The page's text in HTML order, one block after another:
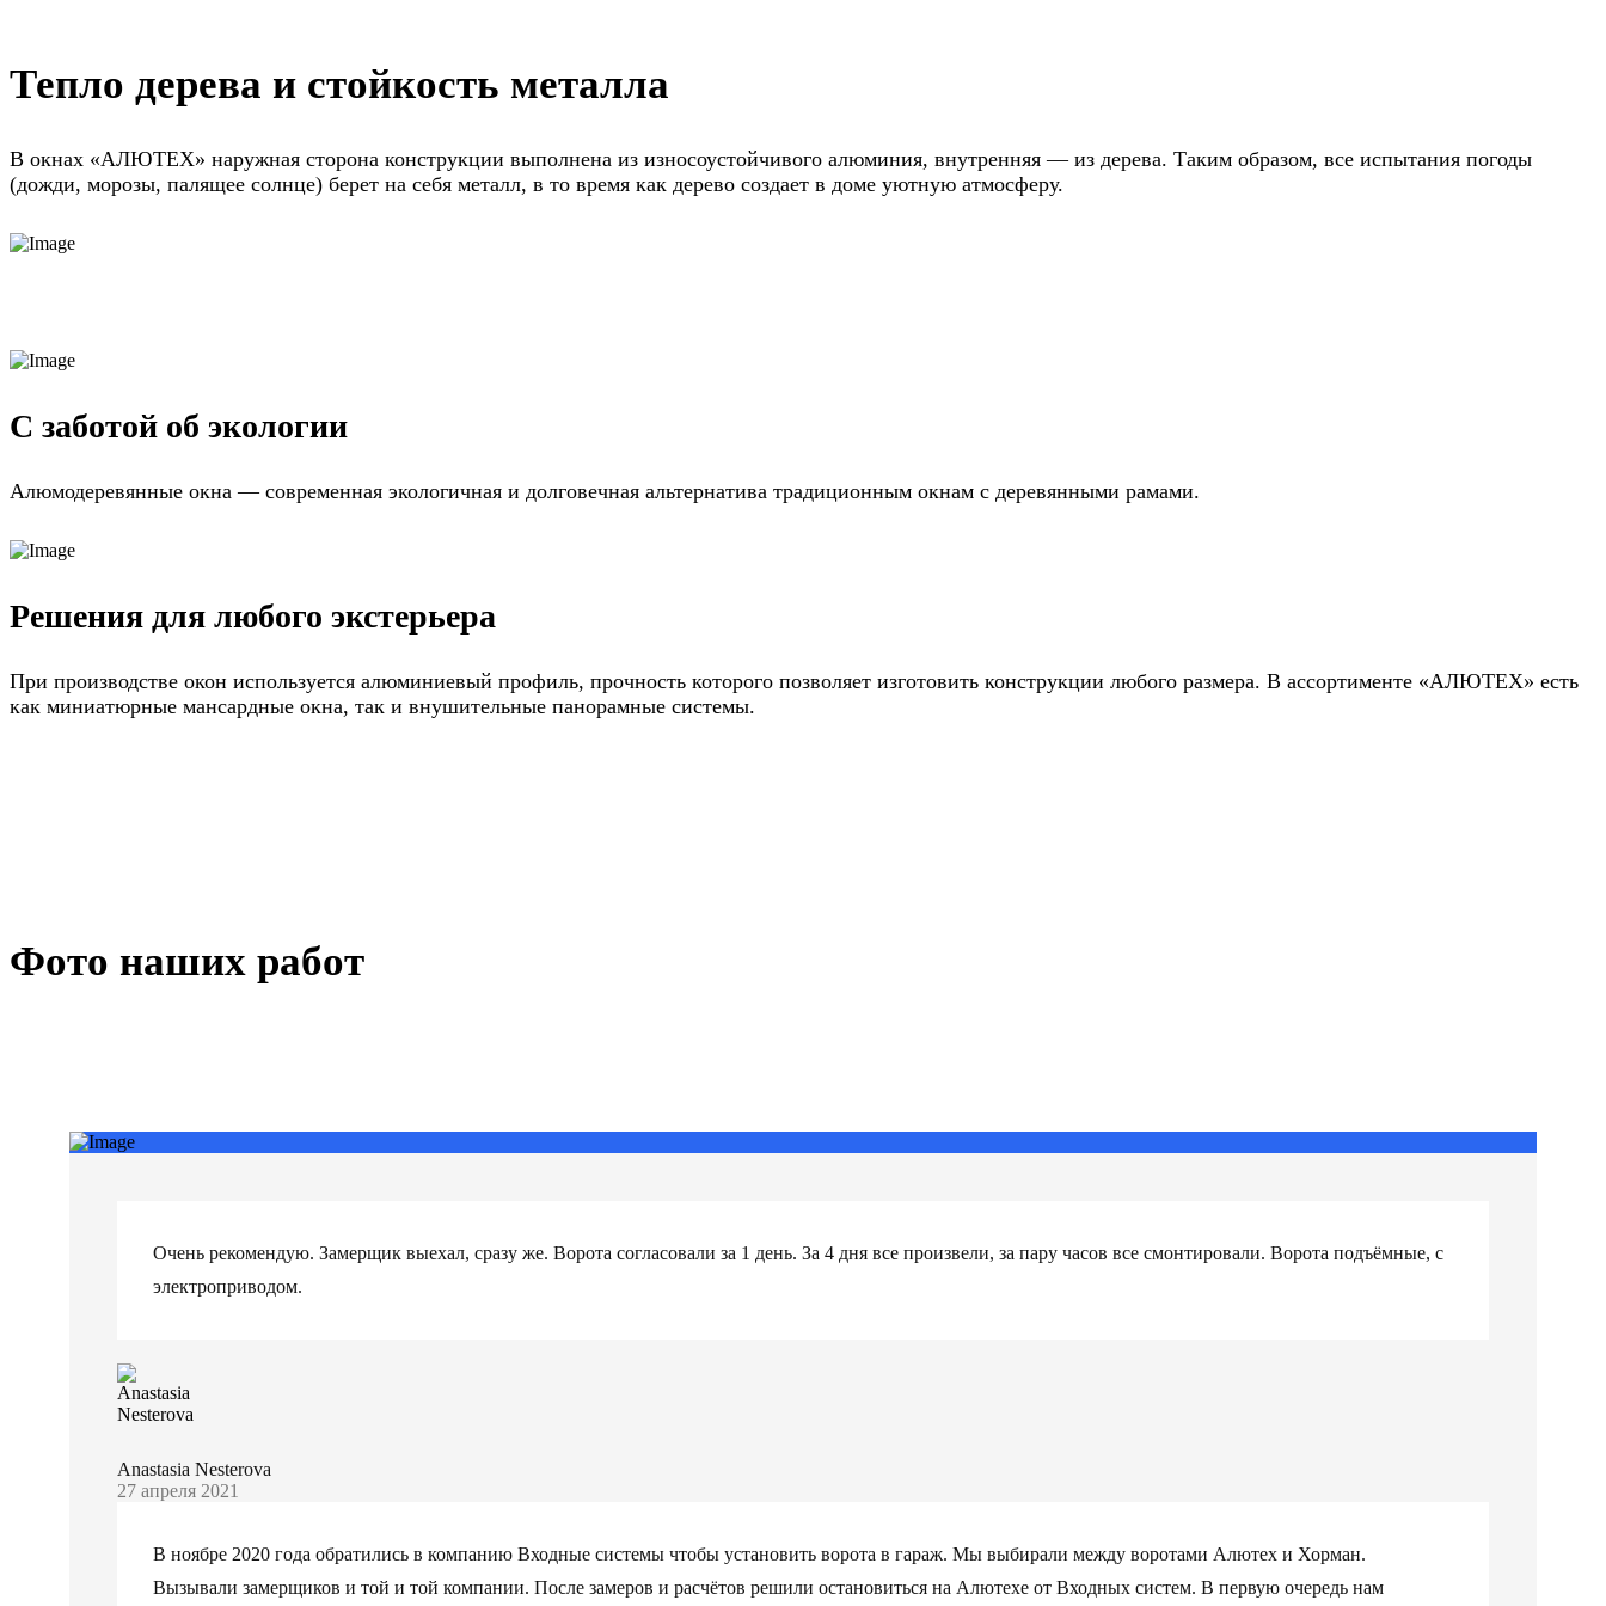
Тепло дерева и стойкость металла
В окнах «АЛЮТЕХ» наружная сторона конструкции выполнена из износоустойчивого алюминия, внутренняя — из дерева. Таким образом, все испытания погоды
(дожди, морозы, палящее солнце) берет на себя металл, в то время как дерево создает в доме уютную атмосферу.
С заботой об экологии
Алюмодеревянные окна — современная экологичная и долговечная альтернатива традиционным окнам с деревянными рамами.
Решения для любого экстерьера
При производстве окон используется алюминиевый профиль, прочность которого позволяет изготовить конструкции любого размера. В ассортименте «АЛЮТЕХ» есть
как миниатюрные мансардные окна, так и внушительные панорамные системы.
Фото наших работ
Очень рекомендую. Замерщик выехал, сразу же. Ворота согласовали за 1 день. За 4 дня все произвели, за пару часов все смонтировали. Ворота подъёмные, с
электроприводом.
Anastasia Nesterova
27 апреля 2021
В ноябре 2020 года обратились в компанию Входные системы чтобы установить ворота в гараж. Мы выбирали между воротами Алютех и Хорман.
Вызывали замерщиков и той и той компании. После замеров и расчётов решили остановиться на Алютехе от Входных систем. В первую очередь нам